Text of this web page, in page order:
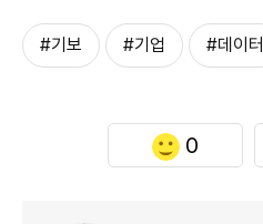
#기보 #기업 #데이터
0